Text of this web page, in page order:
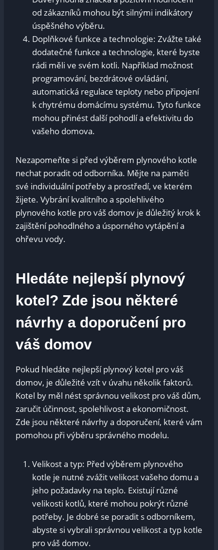
od zákazníků mohou být silnými indikátory
úspěšného výběru.
Doplňkové funkce a technologie: Zvážte také
dodatečné funkce a technologie, které byste
rádi měli ve svém kotli. Například možnost
programování, bezdrátové ovládání,
automatická regulace teploty nebo připojení
k chytrému domácímu systému. Tyto funkce
mohou přinést další pohodlí a efektivitu do
vašeho domova.
Nezapomeňte si před výběrem plynového kotle
nechat poradit od odborníka. Mějte na paměti
své individuální potřeby a prostředí, ve kterém
žijete. Vybrání kvalitního a spolehlivého
plynového kotle pro váš domov je důležitý krok k
zajištění pohodlného a úsporného vytápění a
ohřevu vody.
Hledáte nejlepší plynový
kotel? Zde jsou některé
návrhy a doporučení pro
váš domov
Pokud hledáte nejlepší plynový kotel pro váš
domov, je důležité vzít v úvahu několik faktorů.
Kotel by měl nést správnou velikost pro váš dům,
zaručit účinnost, spolehlivost a ekonomičnost.
Zde jsou některé návrhy a doporučení, které vám
pomohou při výběru správného modelu.
Velikost a typ: Před výběrem plynového
kotle je nutné zvážit velikost vašeho domu a
jeho požadavky na teplo. Existují různé
velikosti kotlů, které mohou pokrýt různé
potřeby. Je dobré se poradit s odborníkem,
abyste si vybrali správnou velikost a typ kotle
pro váš domov.